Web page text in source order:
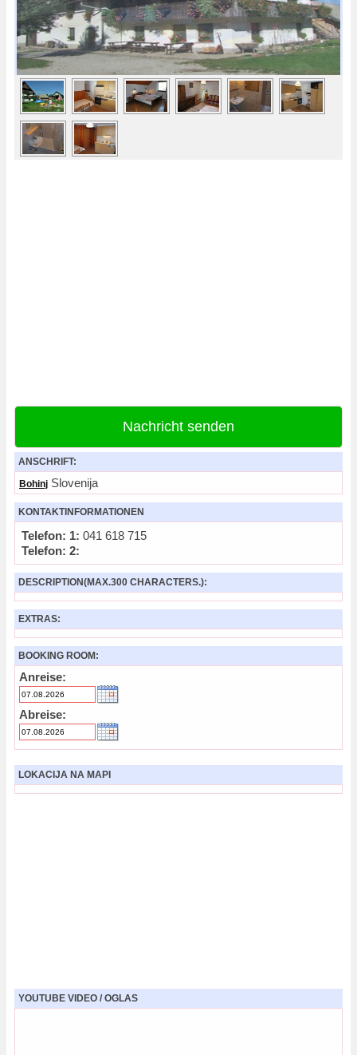
Nachricht senden
ANSCHRIFT:
Bohinj Slovenija
KONTAKTINFORMATIONEN
Telefon: 1: 041 618 715
Telefon: 2:
DESCRIPTION(MAX.300 CHARACTERS.):
EXTRAS:
BOOKING ROOM:
Anreise:
Abreise:
LOKACIJA NA MAPI
YOUTUBE VIDEO / OGLAS